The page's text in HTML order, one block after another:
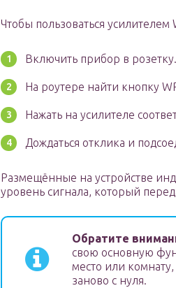
Чтобы пользоваться усилителем
Включить прибор в розетку.
На роутере найти кнопку
Нажать на усилителе
Дождаться отклика и
Размещённые на устройстве
уровень сигнала, который
Обратите
свою основную
место или
заново с нуля.